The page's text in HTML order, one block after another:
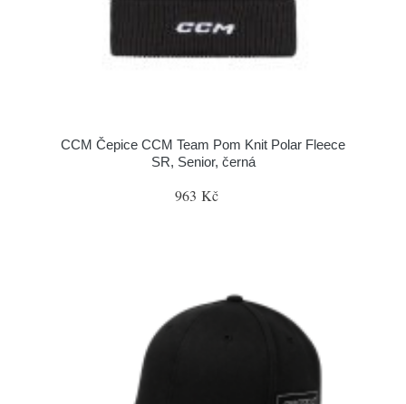
CCM Čepice CCM Team Pom Knit Polar Fleece
SR, Senior, černá
963 Kč